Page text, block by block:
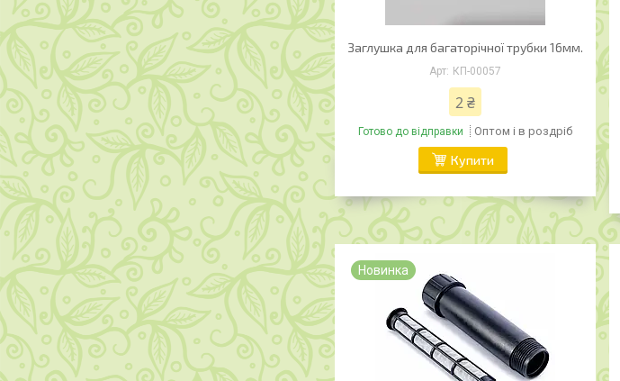
Заглушка для багаторічної трубки 16мм.
КП-00057
2 ₴
Готово до відправки Оптом і в роздріб
Купити
Новинка